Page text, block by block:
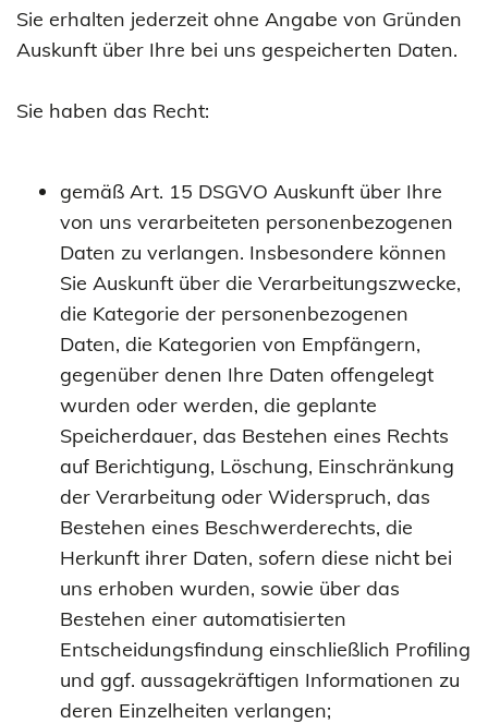
Sie erhalten jederzeit ohne Angabe von Gründen
Auskunft über Ihre bei uns gespeicherten Daten.
Sie haben das Recht:
gemäß Art. 15 DSGVO Auskunft über Ihre
von uns verarbeiteten personenbezogenen
Daten zu verlangen. Insbesondere können
Sie Auskunft über die Verarbeitungszwecke,
die Kategorie der personenbezogenen
Daten, die Kategorien von Empfängern,
gegenüber denen Ihre Daten offengelegt
wurden oder werden, die geplante
Speicherdauer, das Bestehen eines Rechts
auf Berichtigung, Löschung, Einschränkung
der Verarbeitung oder Widerspruch, das
Bestehen eines Beschwerderechts, die
Herkunft ihrer Daten, sofern diese nicht bei
uns erhoben wurden, sowie über das
Bestehen einer automatisierten
Entscheidungsfindung einschließlich Profiling
und ggf. aussagekräftigen Informationen zu
deren Einzelheiten verlangen;